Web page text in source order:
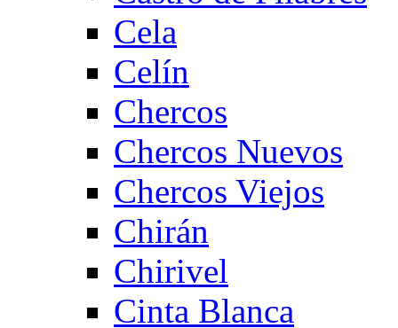
Cela
Celín
Chercos
Chercos Nuevos
Chercos Viejos
Chirán
Chirivel
Cinta Blanca